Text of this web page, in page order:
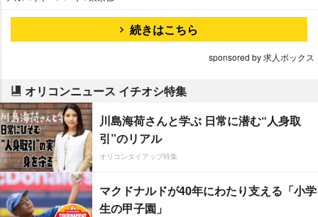
続きはこちら
sponsored by 求人ボックス
オリコンニュース イチオシ特集
川島海荷さんと学ぶ 日常に潜む“人身取
引”のリアル
オリコンタイアップ特集
マクドナルドが40年にわたり支える「小学
生の甲子園」